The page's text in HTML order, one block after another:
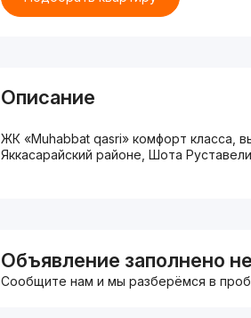
Описание
ЖК «Muhabbat qasri» комфорт класса,
Яккасарайский районе, Шота
Объявление заполнено
Сообщите нам и мы разберёмся в